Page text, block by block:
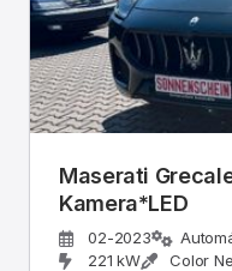
Maserati
Kamera*LED
02-2023
221 kW
Color